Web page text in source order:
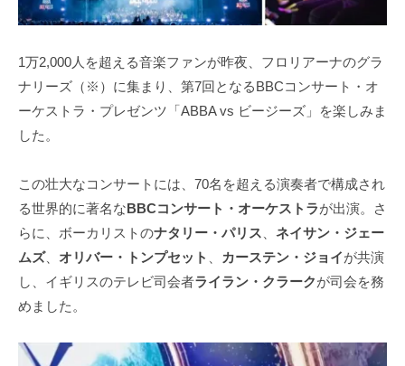
1万2,000人を超える音楽ファンが昨夜、フロリアーナのグラ
ナリーズ（※）に集まり、第7回となるBBCコンサート・オ
ーケストラ・プレゼンツ「ABBA vs ビージーズ」を楽しみま
した。
この壮大なコンサートには、70名を超える演奏者で構成され
る世界的に著名なBBCコンサート・オーケストラが出演。さ
らに、ボーカリストのナタリー・パリス
ネイサン・ジェー
ムズ、 オリバー・トンプセット カーステン・ジョイが共演
し、イギリスのテレビ司会者ライラン・クラークが司会を務
めました。